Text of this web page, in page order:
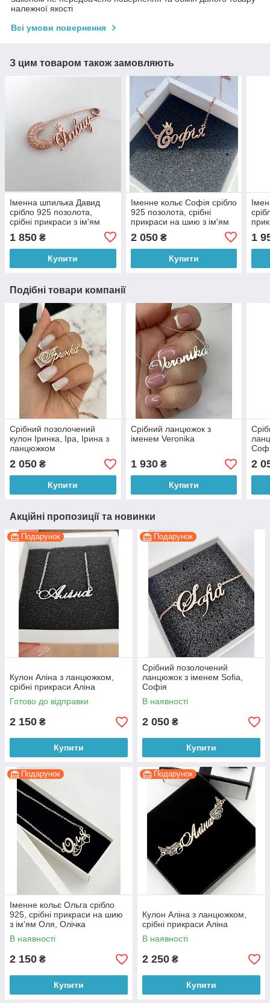
належної якості
Всі умови повернення
З цим товаром також замовляють
Іменна шпилька Давид
срібло 925 позолота,
срібні прикраси з ім'ям
1 850 ₴
Купити
Іменне кольє Софія срібло
925 позолота, срібні
прикраси на шию з ім'ям
2 050₴
Купити
1
Подібні товари компанії
Срібний позолочений
кулон Іринка, Іра, Ірина з
ланцюжком
2 050 ₴
Купити
Срібний ланцюжок з
іменем Veronika
1 930₴
Купити
2
Акційні пропозиції та новинки
Подарунок
Кулон Аліна з ланцюжком,
срібні прикраси Аліна
Готово до відправки
2 150 ₴
Купити
Подарунок
Срібний позолочений
ланцюжок з іменем Sofia,
Софія
В наявності
2 050 ₴
Купити
Подарунок
Іменне кольє Ольга срібло
925, срібні прикраси на шию
з ім'ям Оля, Олічка
В наявності
2 150 ₴
Купити
Подарунок
Кулон Аліна з ланцюжком,
срібні прикраси Аліна
В наявності
2 250 ₴
Купити